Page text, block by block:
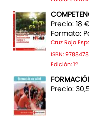
Precio: 18
Formato:
Cruz Roja
ISBN:
Edición: 1ª
Precio: